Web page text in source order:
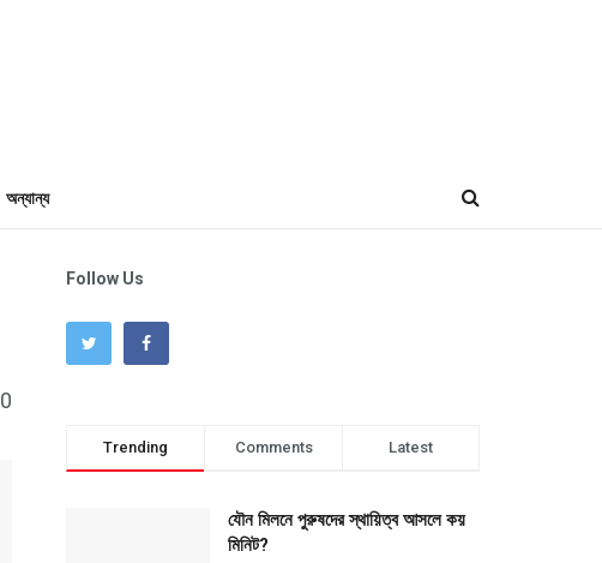
অন্যান্য
0
Follow Us
Trending Comments Latest
যৌন মিলনে পুরুষদের স্থায়িত্ব আসলে কয়
মিনিট?